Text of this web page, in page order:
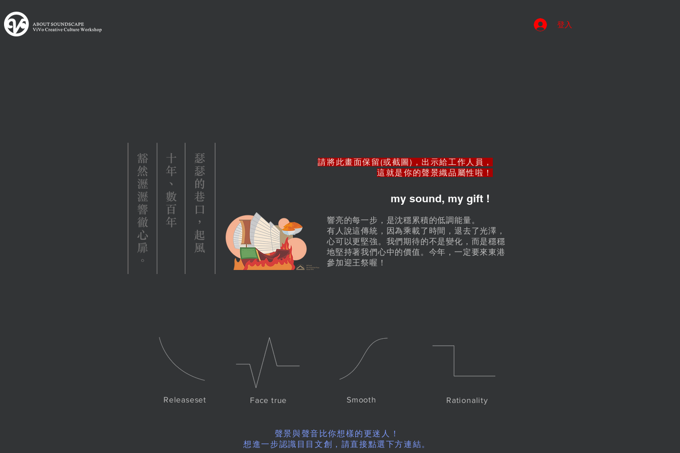
登入
請將此畫面保留(或截圖)，出示給工作人員，
這就是你的聲景織品屬性啦！
my sound, my gift !
響亮的每一步，是沈穩累積的低調能量。
​有人說這傳統，因為乘載了時間，退去了光澤，
心可以更堅強。我們期待的不是變化，而是穩穩
地堅持著我們心中的價值。今年，一定要來東港
​參加迎王祭喔！
Releaseset Face true Smooth Rationality
聲景與聲音比你想樣的更迷人！
想進一步認識目目文創，請直接點選下方連結。